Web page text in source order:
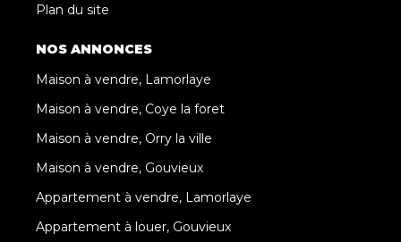
Plan du site
NOS ANNONCES
Maison à vendre, Lamorlaye
Maison à vendre, Coye la foret
Maison à vendre, Orry la ville
Maison à vendre, Gouvieux
Appartement à vendre, Lamorlaye
Appartement à louer, Gouvieux